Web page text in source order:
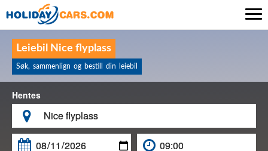
Leiebil Nice flyplass
Søk, sammenlign og bestill din leiebil
Hentes

